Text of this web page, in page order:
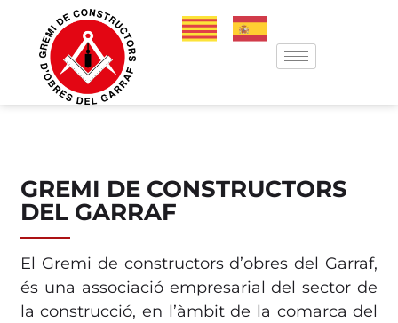
GREMI DE CONSTRUCTORS
DEL GARRAF
El Gremi de constructors d’obres del Garraf,
és una associació empresarial del sector de
la construcció, en l’àmbit de la comarca del